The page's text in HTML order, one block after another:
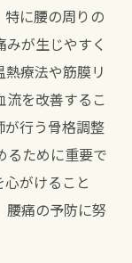
特に腰の周りの
が生じやすく
療法や筋膜リ
流を改善するこ
が行う骨格調整
るために重要で
がけること
腰痛の予防に努